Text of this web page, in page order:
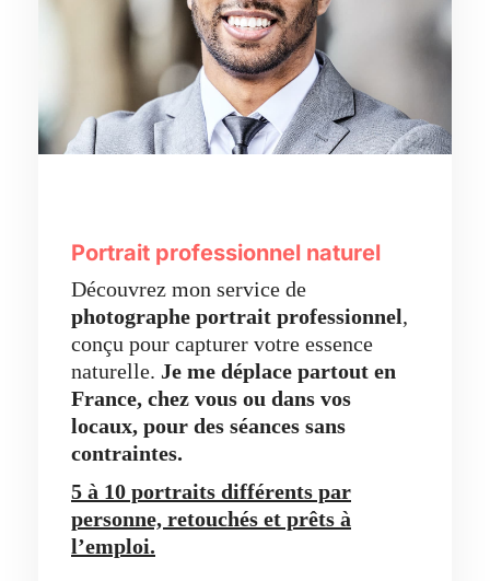
Portrait professionnel naturel
Découvrez mon service de
photographe portrait professionnel,
conçu pour capturer votre essence
naturelle. Je me déplace partout en
France, chez vous ou dans vos
locaux, pour des séances sans
contraintes.
5 à 10 portraits différents par
personne, retouchés et prêts à
l’emploi.